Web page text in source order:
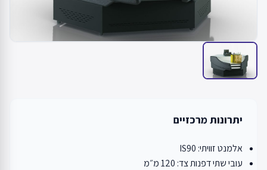
יתרונות מרכזיים
אלמנט זוויתי: IS90
עובי שתי דפנות צד: 120 מ״מ